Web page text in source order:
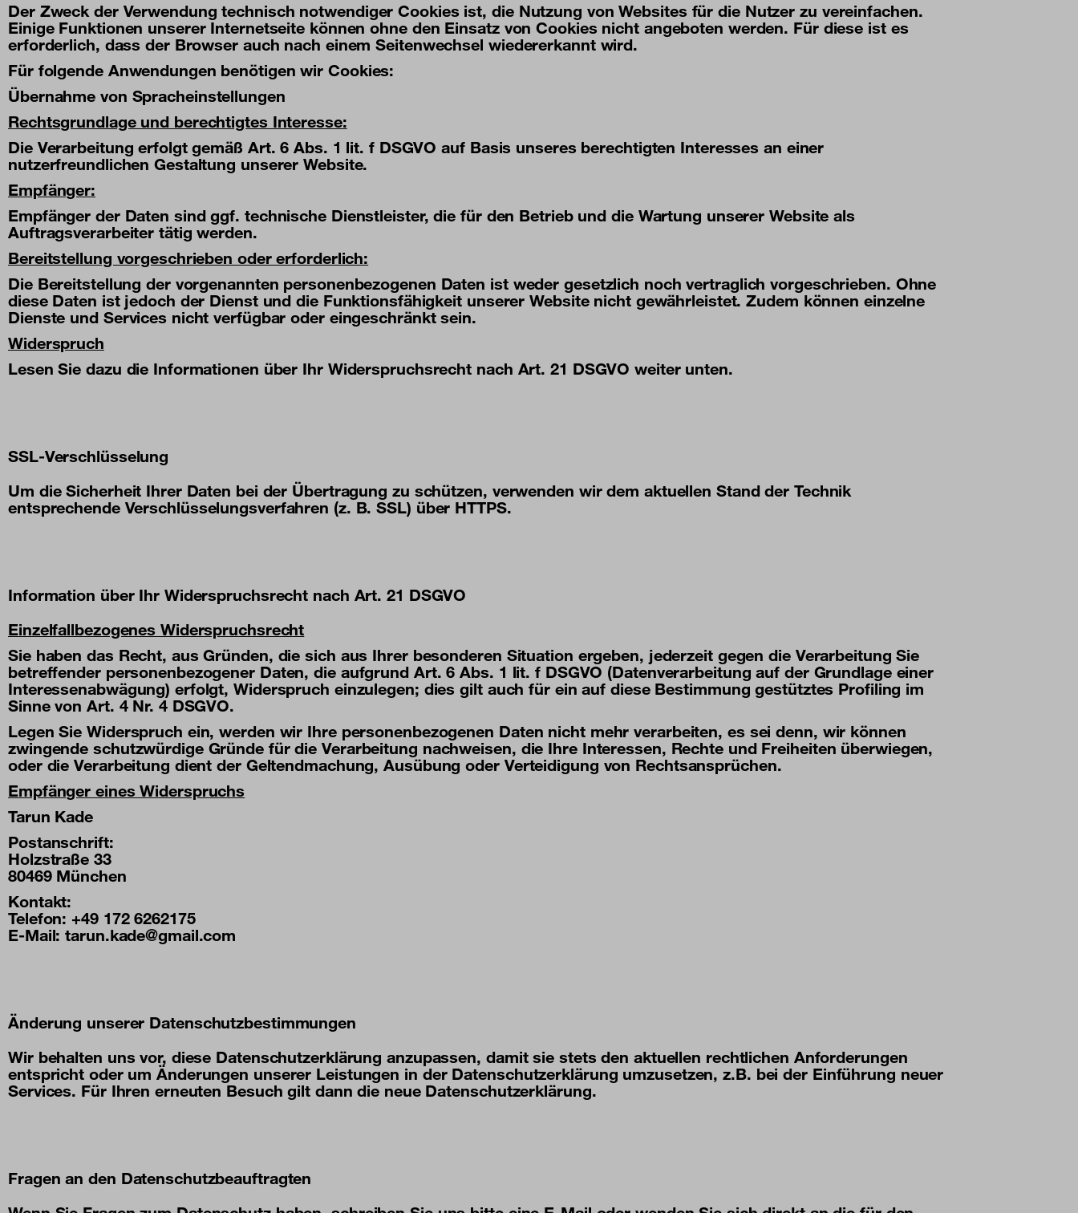
Der Zweck der Verwendung technisch notwendiger Cookies ist, die Nutzung von Websites für die Nutzer zu vereinfachen.
Einige Funktionen unserer Internetseite können ohne den Einsatz von Cookies nicht angeboten werden. Für diese ist es
erforderlich, dass der Browser auch nach einem Seitenwechsel wiedererkannt wird.
Für folgende Anwendungen benötigen wir Cookies:
Übernahme von Spracheinstellungen
Rechtsgrundlage und berechtigtes Interesse:
Die Verarbeitung erfolgt gemäß Art. 6 Abs. 1 lit. f DSGVO auf Basis unseres berechtigten Interesses an einer
nutzerfreundlichen Gestaltung unserer Website.
Empfänger:
Empfänger der Daten sind ggf. technische Dienstleister, die für den Betrieb und die Wartung unserer Website als
Auftragsverarbeiter tätig werden.
Bereitstellung vorgeschrieben oder erforderlich:
Die Bereitstellung der vorgenannten personenbezogenen Daten ist weder gesetzlich noch vertraglich vorgeschrieben. Ohne
diese Daten ist jedoch der Dienst und die Funktionsfähigkeit unserer Website nicht gewährleistet. Zudem können einzelne
Dienste und Services nicht verfügbar oder eingeschränkt sein.
Widerspruch
Lesen Sie dazu die Informationen über Ihr Widerspruchsrecht nach Art. 21 DSGVO weiter unten.
SSL-Verschlüsselung
Um die Sicherheit Ihrer Daten bei der Übertragung zu schützen, verwenden wir dem aktuellen Stand der Technik
entsprechende Verschlüsselungsverfahren (z. B. SSL) über HTTPS.
Information über Ihr Widerspruchsrecht nach Art. 21 DSGVO
Einzelfallbezogenes Widerspruchsrecht
Sie haben das Recht, aus Gründen, die sich aus Ihrer besonderen Situation ergeben, jederzeit gegen die Verarbeitung Sie
betreffender personenbezogener Daten, die aufgrund Art. 6 Abs. 1 lit. f DSGVO (Datenverarbeitung auf der Grundlage einer
Interessenabwägung) erfolgt, Widerspruch einzulegen; dies gilt auch für ein auf diese Bestimmung gestütztes Profiling im
Sinne von Art. 4 Nr. 4 DSGVO.
Legen Sie Widerspruch ein, werden wir Ihre personenbezogenen Daten nicht mehr verarbeiten, es sei denn, wir können
zwingende schutzwürdige Gründe für die Verarbeitung nachweisen, die Ihre Interessen, Rechte und Freiheiten überwiegen,
oder die Verarbeitung dient der Geltendmachung, Ausübung oder Verteidigung von Rechtsansprüchen.
Empfänger eines Widerspruchs
Tarun Kade
Postanschrift:
Holzstraße 33
80469 München
Kontakt:
Telefon: +49 172 6262175
E-Mail: tarun.kade@gmail.com
Änderung unserer Datenschutzbestimmungen
Wir behalten uns vor, diese Datenschutzerklärung anzupassen, damit sie stets den aktuellen rechtlichen Anforderungen
entspricht oder um Änderungen unserer Leistungen in der Datenschutzerklärung umzusetzen, z.B. bei der Einführung neuer
Services. Für Ihren erneuten Besuch gilt dann die neue Datenschutzerklärung.
Fragen an den Datenschutzbeauftragten